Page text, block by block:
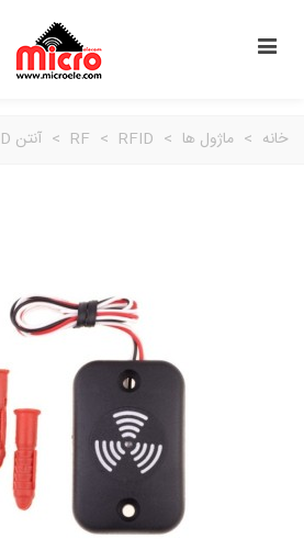
خانه > ماژول ها >
RF > RFID
> آنتن RFID قابدار خارجی